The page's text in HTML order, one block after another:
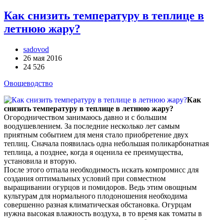
Как снизить температуру в теплице в
летнюю жару?
sadovod
26 мая 2016
24 526
Овощеводство
Как
снизить температуру в теплице в летнюю жару?
Огородничеством занимаюсь давно и с большим
воодушевлением. За последние несколько лет самым
приятным событием для меня стало приобретение двух
теплиц. Сначала появилась одна небольшая поликарбонатная
теплица, а позднее, когда я оценила ее преимущества,
установила и вторую.
После этого отпала необходимость искать компромисс для
создания оптимальных условий при совместном
выращивании огурцов и помидоров. Ведь этим овощным
культурам для нормального плодоношения необходима
совершенно разная климатическая обстановка. Огурцам
нужна высокая влажность воздуха, в то время как томаты в